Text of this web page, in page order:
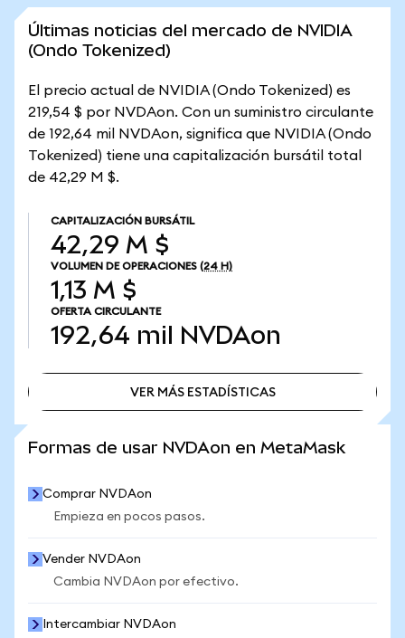
Últimas noticias del mercado de NVIDIA
(Ondo Tokenized)
El precio actual de NVIDIA (Ondo Tokenized) es
219,54 $ por NVDAon. Con un suministro circulante
de 192,64 mil NVDAon, significa que NVIDIA (Ondo
Tokenized) tiene una capitalización bursátil total
de 42,29 M $.
CAPITALIZACIÓN BURSÁTIL
42,29 M $
VOLUMEN DE OPERACIONES (24 H)
1,13 M $
OFERTA CIRCULANTE
192,64 mil NVDAon
VER MÁS ESTADÍSTICAS
Formas de usar NVDAon en MetaMask
Comprar NVDAon
Empieza en pocos pasos.
Vender NVDAon
Cambia NVDAon por efectivo.
Intercambiar NVDAon